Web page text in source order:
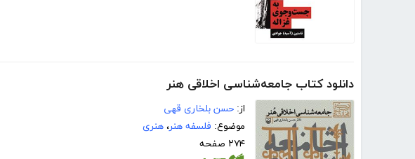
دانلود کتاب جامعه‌شناسی اخلاقی هنر
از: حسن بلخاری قهی
موضوع: فلسفه هنر، هنری
۲۷۴ صفحه